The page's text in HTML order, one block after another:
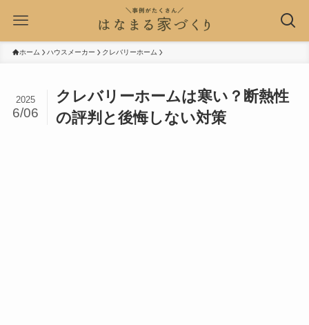
ホーム ハウスメーカー クレバリーホーム
クレバリーホームは寒い？断熱性
の評判と後悔しない対策
2025
6/06